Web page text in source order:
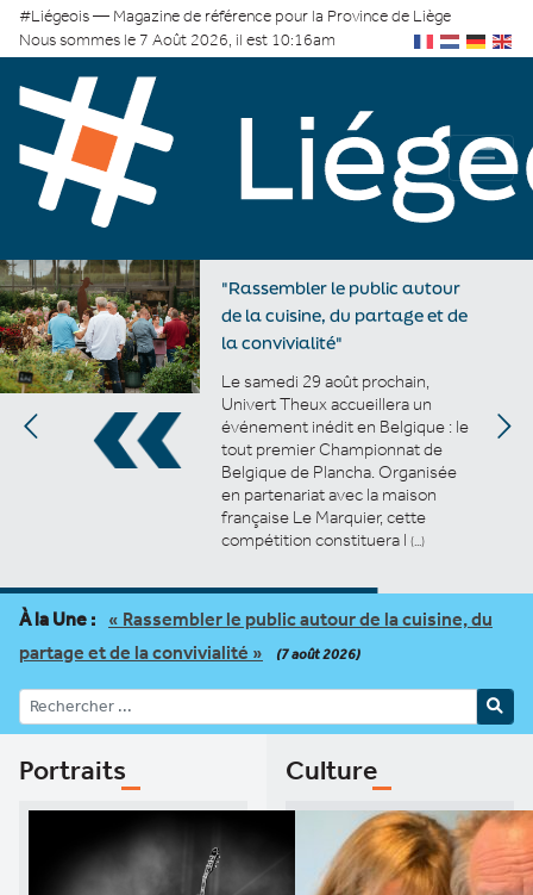
#Liégeois — Magazine de référence pour la Province de Liège
Nous sommes le 7 Août 2026, il est 10:16am
"Rassembler le public autour
de la cuisine, du partage et de
la convivialité"
Le samedi 29 août prochain,
Univert Theux accueillera un
événement inédit en Belgique : le
tout premier Championnat de
Belgique de Plancha. Organisée
en partenariat avec la maison
française Le Marquier, cette
compétition constituera l
À la Une :
« Rassembler le public autour de la cuisine, du
partage et de la convivialité »
(7 août 2026)
Portraits Culture